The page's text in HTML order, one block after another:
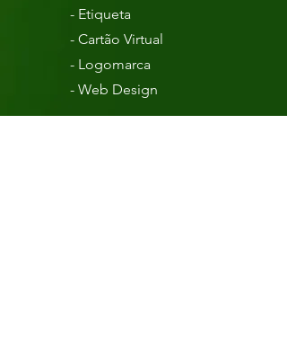
- Etiqueta
- Cartão Virtual
- Logomarca
- Web Design